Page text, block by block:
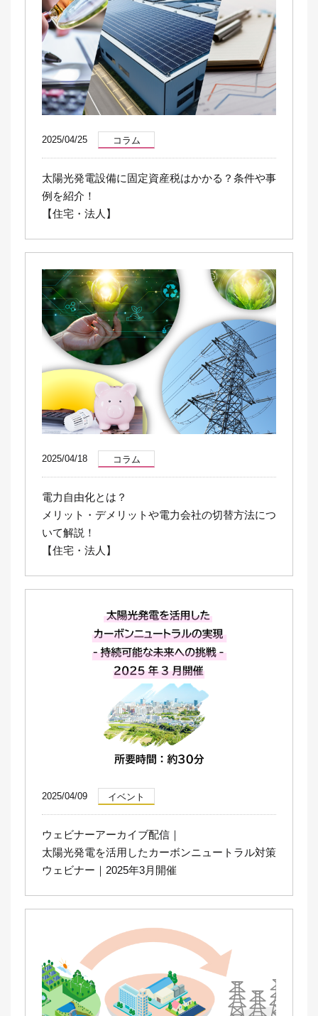
2025/04/25 コラム
太陽光発電設備に固定資産税はかかる？条件や事
例を紹介！
【住宅・法人】
2025/04/18 コラム
電力自由化とは？
メリット・デメリットや電力会社の切替方法につ
いて解説！
【住宅・法人】
2025/04/09 イベント
ウェビナーアーカイブ配信｜
太陽光発電を活用したカーボンニュートラル対策
ウェビナー｜2025年3月開催